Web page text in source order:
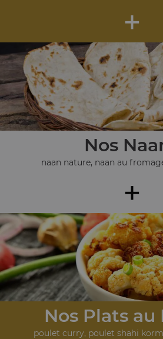
+
Nos
naan nature, naan au
+
Nos Plats
poulet curry, poulet shahi